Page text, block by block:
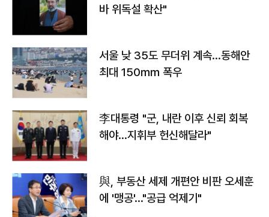
바 위독설 확산"
서울 낮 35도 무더위 계속…동해안
최대 150㎜ 폭우
李대통령 "군, 내란 이후 신뢰 회복
해야…지휘부 헌신해달라"
與, 부동산 세제 개편안 비판 오세훈
에 '맹공'…"공급 억제기"